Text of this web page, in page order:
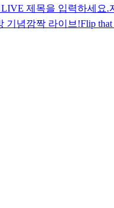
LIVE 제목을 입력하세요.
기념깜짝 라이브!Flip